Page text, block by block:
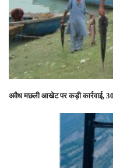
अवैध मछली आखेट पर कड़ी कार्रवाई,